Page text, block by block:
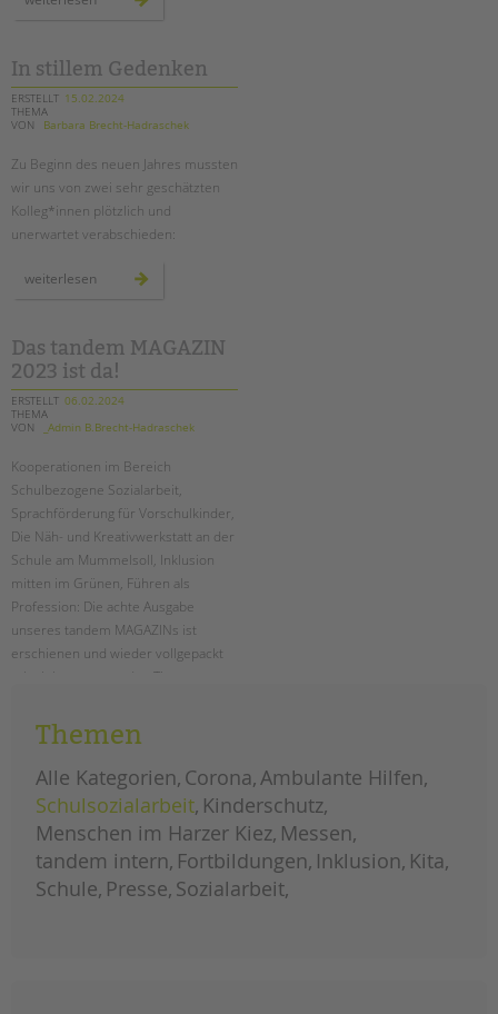
In stillem Gedenken
ERSTELLT 15.02.2024
THEMA
VON
Barbara Brecht-Hadraschek
Zu Beginn des neuen Jahres mussten
wir uns von zwei sehr geschätzten
Kolleg*innen plötzlich und
unerwartet verabschieden:
weiterlesen
Das tandem MAGAZIN
2023 ist da!
ERSTELLT 06.02.2024
THEMA
VON
_Admin B.Brecht-Hadraschek
Kooperationen im Bereich
Schulbezogene Sozialarbeit,
Sprachförderung für Vorschulkinder,
Die Näh- und Kreativwerkstatt an der
Schule am Mummelsoll, Inklusion
mitten im Grünen, Führen als
Profession: Die achte Ausgabe
unseres tandem MAGAZINs ist
erschienen und wieder vollgepackt
mit vielen spannenden Themen aus
Einrichtungen. Als PDF schon hier
zum kostenlosen Download!
weiterlesendas
tandem
magazin
2023
ist
da!
Einweihung des
Planetenpfades an der
Ludwig-Cauer-
Themen
Alle Kategorien Corona Ambulante Hilfen
Schulsozialarbeit Kinderschutz
Menschen im Harzer Kiez Messen
tandem intern Fortbildungen Inklusion Kita
Schule Presse Sozialarbeit